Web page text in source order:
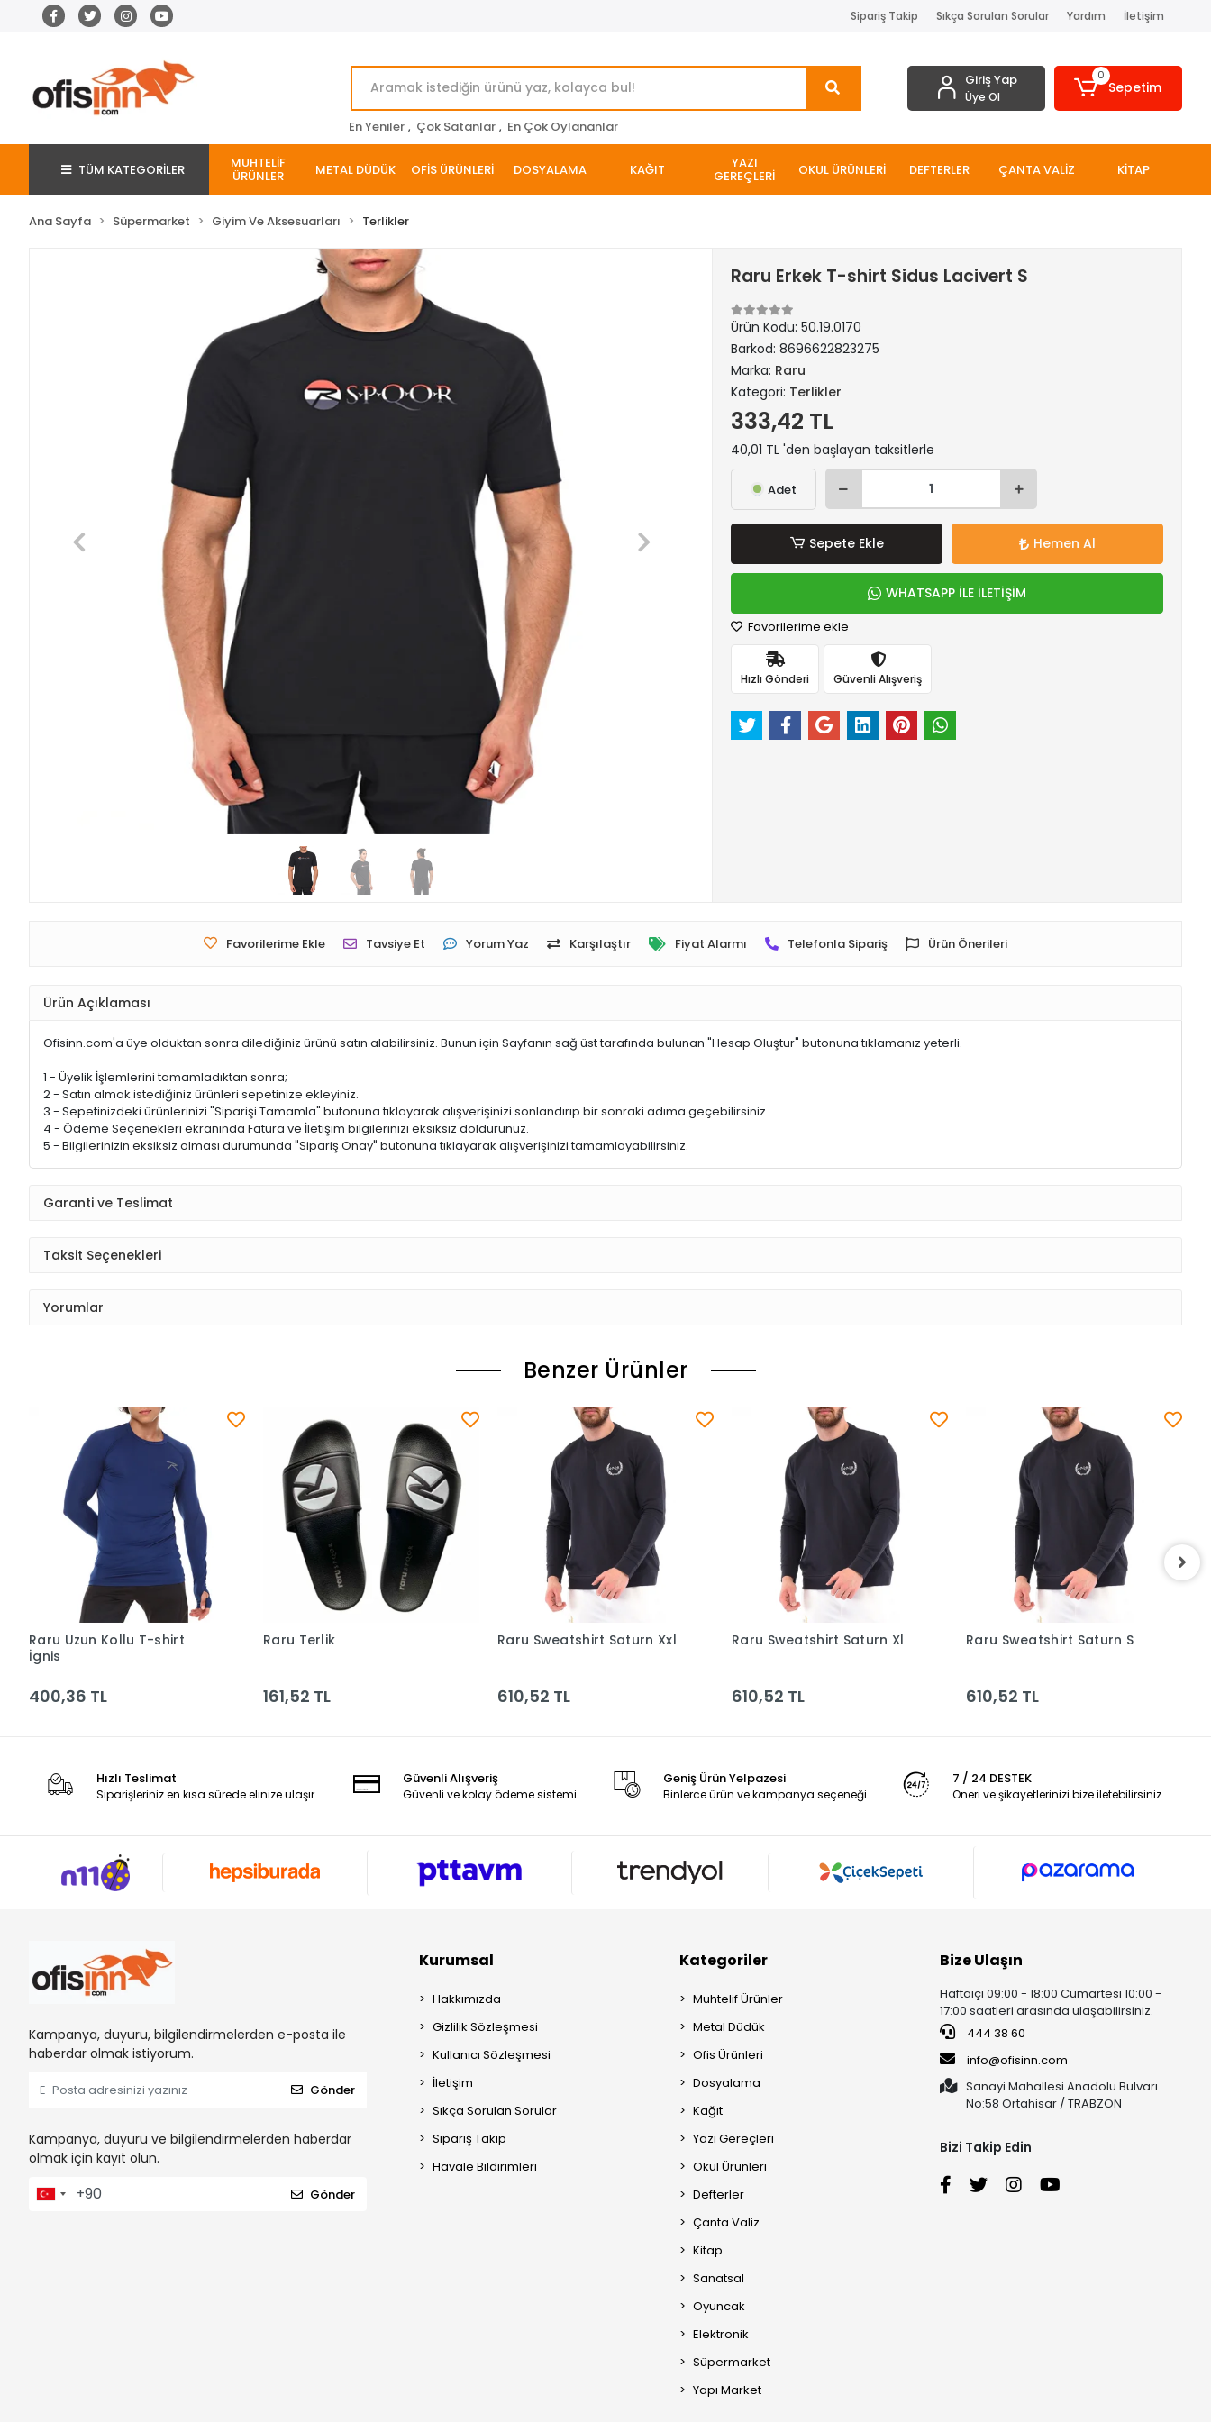
Sipariş Takip Sıkça Sorulan Sorular Yardım İletişim
En Yeniler , Çok Satanlar , En Çok Oylananlar
Giriş Yap
Üye Ol
0
Sepetim
TÜM KATEGORİLER MUHTELİF
ÜRÜNLER METAL DÜDÜK OFİS ÜRÜNLERİ DOSYALAMA KAĞIT YAZI
GEREÇLERİ OKUL ÜRÜNLERİ DEFTERLER ÇANTA VALİZ KİTAP
Ana Sayfa Süpermarket Giyim Ve Aksesuarları Terlikler
Raru Erkek T-shirt Sidus Lacivert S
Ürün Kodu:50.19.0170
Barkod:8696622823275
Marka: Raru
Kategori: Terlikler
333,42 TL
40,01 TL 'den başlayan taksitlerle
Adet
Sepete Ekle Hemen Al
WHATSAPP İLE İLETİŞİM
Favorilerime ekle
Hızlı Gönderi Güvenli Alışveriş
Favorilerime Ekle Tavsiye Et Yorum Yaz Karşılaştır Fiyat Alarmı Telefonla Sipariş Ürün Önerileri
Ürün Açıklaması
Ofisinn.com'a üye olduktan sonra dilediğiniz ürünü satın alabilirsiniz. Bunun için Sayfanın sağ üst tarafında bulunan "Hesap Oluştur" butonuna tıklamanız yeterli.
1 - Üyelik İşlemlerini tamamladıktan sonra;
2 - Satın almak istediğiniz ürünleri sepetinize ekleyiniz.
3 - Sepetinizdeki ürünlerinizi "Siparişi Tamamla" butonuna tıklayarak alışverişinizi sonlandırıp bir sonraki adıma geçebilirsiniz.
4 - Ödeme Seçenekleri ekranında Fatura ve İletişim bilgilerinizi eksiksiz doldurunuz.
5 - Bilgilerinizin eksiksiz olması durumunda "Sipariş Onay" butonuna tıklayarak alışverişinizi tamamlayabilirsiniz.
Garanti ve Teslimat
Taksit Seçenekleri
Yorumlar
Benzer Ürünler
Sepete Ekle
Raru Uzun Kollu T-shirt
İgnis
400,36 TL
Raru Terlik
161,52 TL
Sepete Ekle
Raru Sweatshirt Saturn Xxl
610,52 TL
Sepete Ekle
Raru Sweatshirt Saturn Xl
610,52 TL
Sepete Ekle
Raru Sweatshirt Saturn S
610,52 TL
Hızlı Teslimat
Siparişleriniz en kısa sürede elinize ulaşır.
Güvenli Alışveriş
Güvenli ve kolay ödeme sistemi
Geniş Ürün Yelpazesi
Binlerce ürün ve kampanya seçeneği
7 / 24 DESTEK
Öneri ve şikayetlerinizi bize iletebilirsiniz.
Kampanya, duyuru, bilgilendirmelerden e-posta ile
haberdar olmak istiyorum.
Gönder
Kampanya, duyuru ve bilgilendirmelerden haberdar
olmak için kayıt olun.
Gönder
Kurumsal
Hakkımızda
Gizlilik Sözleşmesi
Kullanıcı Sözleşmesi
İletişim
Sıkça Sorulan Sorular
Sipariş Takip
Havale Bildirimleri
Kategoriler
Muhtelif Ürünler
Metal Düdük
Ofis Ürünleri
Dosyalama
Kağıt
Yazı Gereçleri
Okul Ürünleri
Defterler
Çanta Valiz
Kitap
Sanatsal
Oyuncak
Elektronik
Süpermarket
Yapı Market
Bize Ulaşın
Haftaiçi 09:00 - 18:00 Cumartesi 10:00 -
17:00 saatleri arasında ulaşabilirsiniz.
444 38 60
info@ofisinn.com
Sanayi Mahallesi Anadolu Bulvarı
No:58 Ortahisar / TRABZON
Bizi Takip Edin